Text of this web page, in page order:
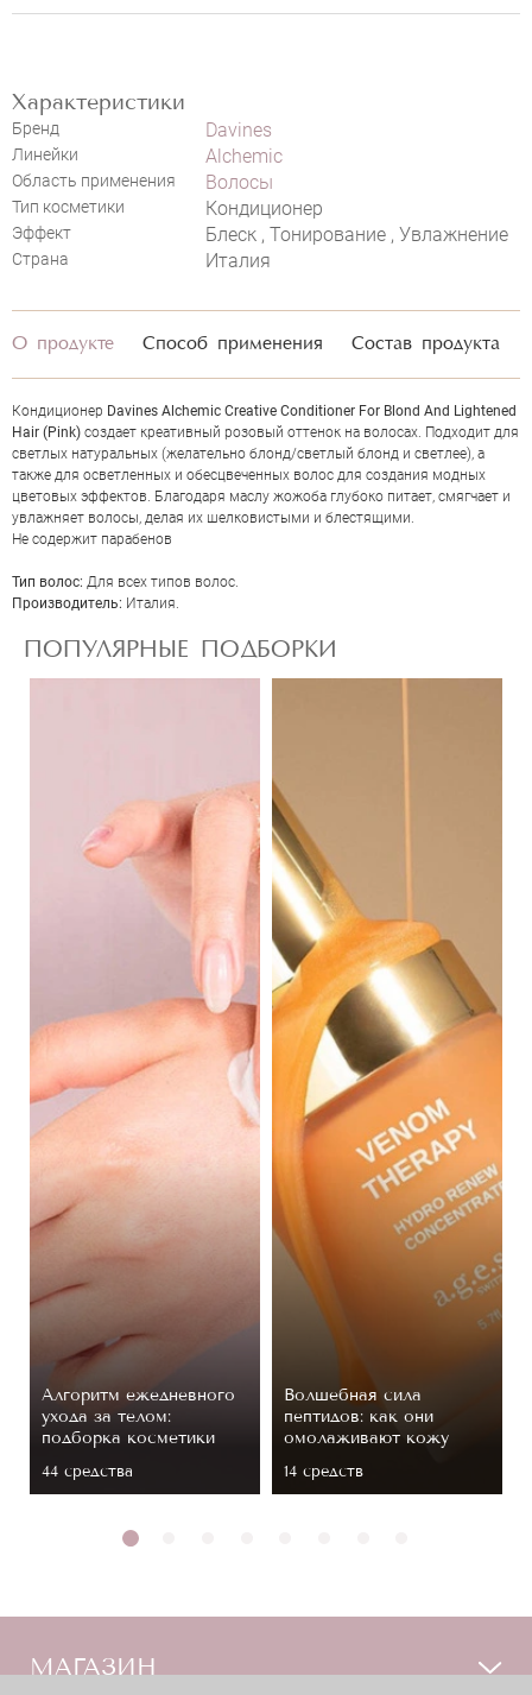
Характеристики
Бренд Davines
Линейки Alchemic
Область применения Волосы
Тип косметики Кондиционер
Эффект Блеск , Тонирование , Увлажнение
Страна Италия
Отправить
О продукте Способ применения Состав продукта
Кондиционер Davines Alchemic Creative Conditioner For Blond And Lightened
Hair (Pink) создает креативный розовый оттенок на волосах. Подходит для
светлых натуральных (желательно блонд/светлый блонд и светлее), а
также для осветленных и обесцвеченных волос для создания модных
цветовых эффектов. Благодаря маслу жожоба глубоко питает, смягчает и
увлажняет волосы, делая их шелковистыми и блестящими.
Не содержит парабенов
Тип волос: Для всех типов волос.
Производитель: Италия.
ПОПУЛЯРНЫЕ ПОДБОРКИ
Алгоритм ежедневного
ухода за телом:
подборка косметики
44 средствa
Волшебная сила
пептидов: как они
омолаживают кожу
14 средств
МАГАЗИН